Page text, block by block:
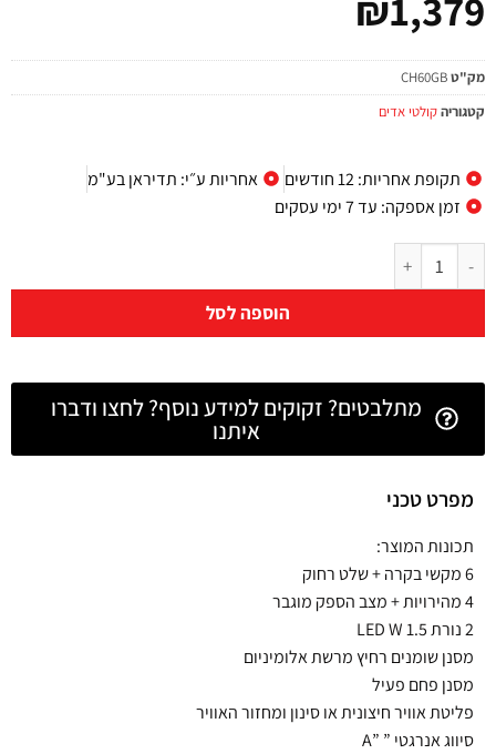
מק"טCH60GB
קטגוריהקולטי אדים
תקופת אחריות: 12 חודשים
אחריות ע״י: תדיראן בע"מ
זמן אספקה: עד 7 ימי עסקים
הוספה לסל
מתלבטים? זקוקים למידע נוסף? לחצו ודברו
איתנו
מפרט טכני
תכונות המוצר:
6 מקשי בקרה + שלט רחוק
4 מהירויות + מצב הספק מוגבר
2 נורת LED W 1.5
מסנן שומנים רחיץ מרשת אלומיניום
מסנן פחם פעיל
פליטת אוויר חיצונית או סינון ומחזור האוויר
סיווג אנרגטי ” ”A